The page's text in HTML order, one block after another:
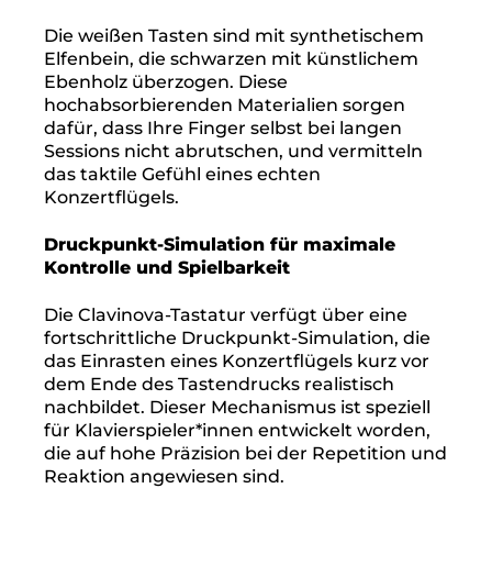
Die weißen Tasten sind mit synthetischem
Elfenbein, die schwarzen mit künstlichem
Ebenholz überzogen. Diese
hochabsorbierenden Materialien sorgen
dafür, dass Ihre Finger selbst bei langen
Sessions nicht abrutschen, und vermitteln
das taktile Gefühl eines echten
Konzertflügels.
Druckpunkt-Simulation für maximale
Kontrolle und Spielbarkeit
Die Clavinova-Tastatur verfügt über eine
fortschrittliche Druckpunkt-Simulation, die
das Einrasten eines Konzertflügels kurz vor
dem Ende des Tastendrucks realistisch
nachbildet. Dieser Mechanismus ist speziell
für Klavierspieler*innen entwickelt worden,
die auf hohe Präzision bei der Repetition und
Reaktion angewiesen sind.